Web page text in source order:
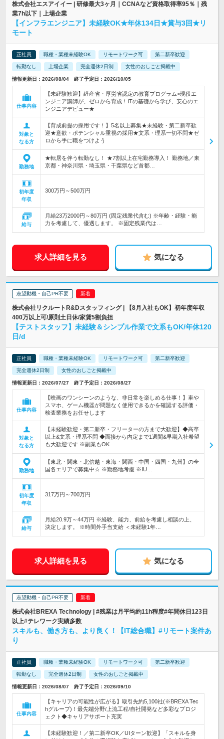
株式会社エスアイイー | 研修最大3ヶ月｜CCNAなど資格取得率95％｜残
業7h以下｜上場企業
【インフラエンジニア】未経験OK★年休134日★賞与3回★リ
モート
正社員 職種・業種未経験OK リモートワーク可 第二新卒歓迎
転勤なし 上場企業 完全週休2日制 女性のおしごと掲載中
情報更新日：2026/08/04 終了予定日：2026/10/05
仕事内容
【未経験歓迎】経産省・厚労省認定の教育プログラム×現役エ
ンジニア講師が、ゼロから育成！ITの基礎から学び、安心のエ
ンジニアデビュー★
対象と
なる方
【育成前提の採用です！】5名以上募集★未経験・第二新卒歓
迎★意欲・ポテンシャル重視の採用★文系・理系一切不問★ゼ
ロから手に職をつけよう
勤務地
★転居を伴う転勤なし！ ★7割以上在宅勤務導入！ 勤務地／東
京都・神奈川県・埼玉県・千葉県など首都…
初年度
年収
300万円～500万円
給与
月給23万2000円～80万円 (固定残業代含む) ※年齢・経験・能
力を考慮して、優遇します。 ※固定残業代は…
求人詳細を見る 気になる
志望動機・自己PR不要
株式会社リクルートR&Dスタッフィング | 【8月入社もOK】初年度年収
400万以上可/原則土日休/家賃5割負担
【テストスタッフ】未経験＆シンプル作業で文系もOK/年休120
日/d
正社員 職種・業種未経験OK リモートワーク可 第二新卒歓迎
完全週休2日制 女性のおしごと掲載中
情報更新日：2026/07/27 終了予定日：2026/08/27
仕事内容
【映画のワンシーンのような、非日常を楽しめる仕事！】車や
スマホ、ゲーム機器が問題なく使用できるかを確認する評価・
検査業務をお任せします
対象と
なる方
【未経験歓迎・第二新卒・フリーターの方まで大歓迎】◆高卒
以上&文系・理系不問 ◆面接から内定まで1週間&早期入社希望
も大歓迎です ※副業もOK
勤務地
【東北・関東・北信越・東海・関西・中国・四国・九州】の全
国各エリアで募集中☆ ※勤務地考慮 ※IU…
初年度
年収
317万円～700万円
給与
月給20.9万～44万円 ※経験、能力、前給を考慮し相談の上、
決定します。 ※時間外手当支給 ＜未経験1年…
求人詳細を見る 気になる
志望動機・自己PR不要
株式会社BREXA Technology | #残業は月平均約11h程度#年間休日123日
以上#テレワーク実績多数
スキルも、働き方も、より良く！【IT総合職】#リモート案件あ
り
正社員 職種・業種未経験OK リモートワーク可 第二新卒歓迎
転勤なし 完全週休2日制 女性のおしごと掲載中
情報更新日：2026/08/07 終了予定日：2026/09/10
仕事内容
【キャリアの可能性が広がる】取引先約5,100社(※BREXA Tec
hグループ)！最先端分野/上流工程/自社開発など多彩なプロジ
ェクト◆キャリアサポート充実
【未経験歓迎！／第二新卒OK／UIターン歓迎】「スキルを身